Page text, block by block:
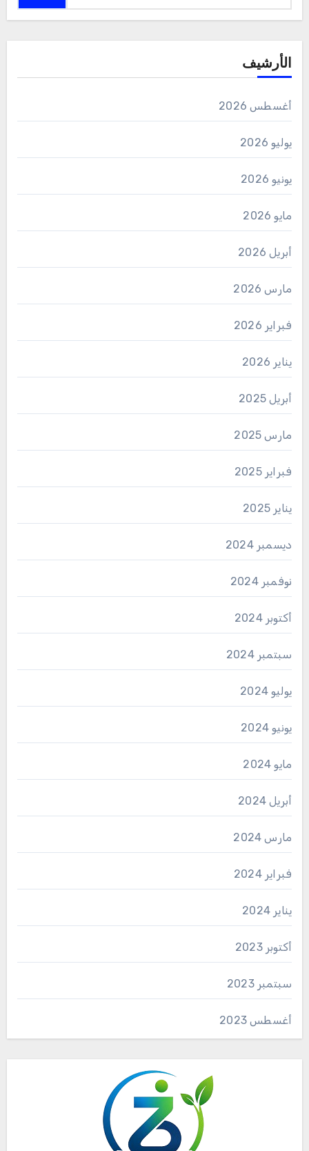
الأرشيف
أغسطس 2026
يوليو 2026
يونيو 2026
مايو 2026
أبريل 2026
مارس 2026
فبراير 2026
يناير 2026
أبريل 2025
مارس 2025
فبراير 2025
يناير 2025
ديسمبر 2024
نوفمبر 2024
أكتوبر 2024
سبتمبر 2024
يوليو 2024
يونيو 2024
مايو 2024
أبريل 2024
مارس 2024
فبراير 2024
يناير 2024
أكتوبر 2023
سبتمبر 2023
أغسطس 2023